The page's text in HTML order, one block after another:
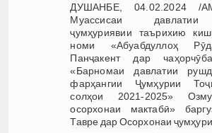
ДУШАНБЕ, 04.02.2024 /
Муассисаи давлатии
ҷумҳуриявии таърихию
номи «Абуабдуллоҳ
Панҷакент дар
«Барномаи давлатии
фарҳангии Ҷумҳурии
солҳои 2021-2025»
осорхонаи мактабӣ»
Тавре дар Осорхонаи